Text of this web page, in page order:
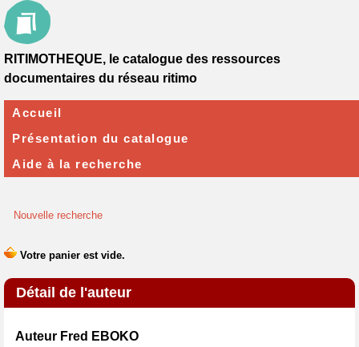
Nouvelle recherche
Détail de l'auteur
Auteur Fred EBOKO
RITIMOTHEQUE, le catalogue des ressources
documentaires du réseau ritimo
Accueil
Présentation du catalogue
Aide à la recherche